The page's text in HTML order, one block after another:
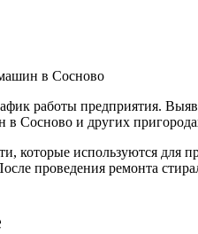
в Сосново
работы предприятия.
Сосново и других
которые используются для
проведения ремонта